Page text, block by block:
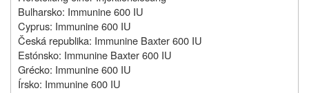
Bulharsko: Immunine 600 IU
Cyprus: Immunine 600 IU
Česká republika: Immunine Baxter 600 IU
Estónsko: Immunine Baxter 600 IU
Grécko: Immunine 600 IU
Írsko: Immunine 600 IU